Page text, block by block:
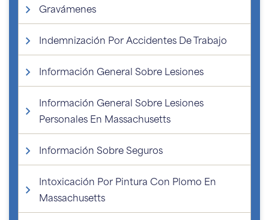
Gravámenes
Indemnización Por Accidentes De Trabajo
Información General Sobre Lesiones
Información General Sobre Lesiones
Personales En Massachusetts
Información Sobre Seguros
Intoxicación Por Pintura Con Plomo En
Massachusetts